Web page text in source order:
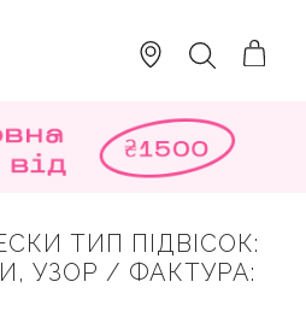
ПОШУК
ТИП ПІДВІСОК:
УЗОР / ФАКТУРА: